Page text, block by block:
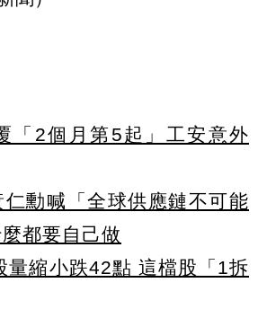
「2個月第5起」工安意外
勳喊「全球供應鏈不可能
都要自己做
量縮小跌42點 這檔股「1拆